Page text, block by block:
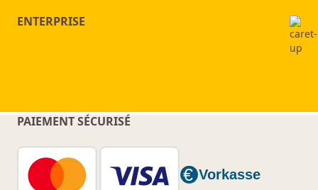
ENTERPRISE
PAIEMENT SÉCURISÉ